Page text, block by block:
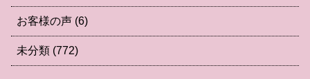
お客様の声 (6)
未分類 (772)